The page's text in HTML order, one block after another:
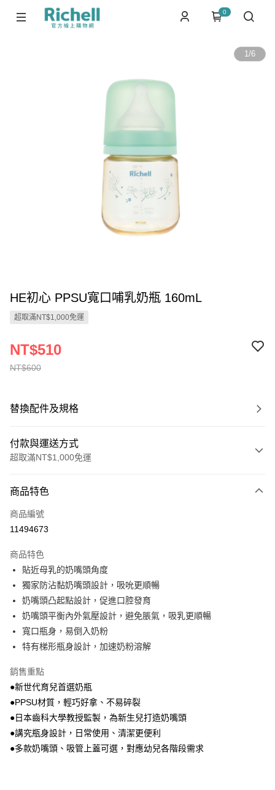
0
1/6
HE初心 PPSU寬口哺乳奶瓶 160mL
超取滿NT$1,000免運
NT$600
NT$510
替換配件及規格
付款與運送方式
超取滿NT$1,000免運
信用卡一次付款
LINE Pay
街口支付
ATM付款
運送方式
付款後萊爾富取貨
付款後7-11取貨
每筆NT$100，滿NT$1,000(含以上)免運費
商品特色
商品編號
11494673
商品特色
貼近母乳的奶嘴頭角度
獨家防沾黏奶嘴頭設計，吸吮更順暢
奶嘴頭凸起點設計，促進口腔發育
奶嘴頭平衡內外氣壓設計，避免脹氣，吸乳更順暢
寬口瓶身，易倒入奶粉
特有梯形瓶身設計，加速奶粉溶解
銷售重點
●新世代育兒首選奶瓶
●PPSU材質，輕巧好拿、不易碎裂
●日本齒科大學教授監製，為新生兒打造奶嘴頭
●講究瓶身設計，日常使用、清潔更便利
●多款奶嘴頭、吸管上蓋可選，對應幼兒各階段需求